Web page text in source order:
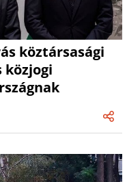
köztársasági
közjogi